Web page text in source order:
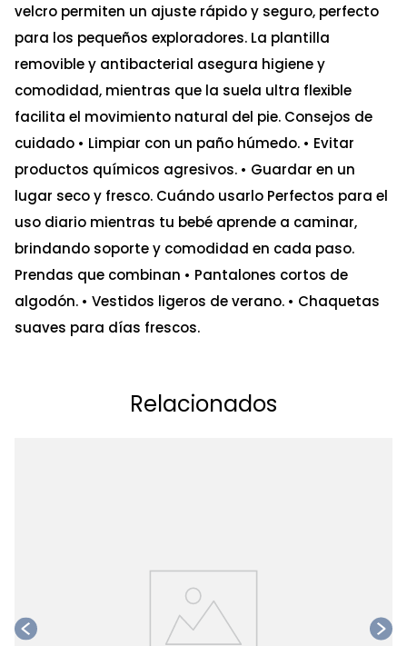
velcro permiten un ajuste rápido y seguro, perfecto
para los pequeños exploradores. La plantilla
removible y antibacterial asegura higiene y
comodidad, mientras que la suela ultra flexible
facilita el movimiento natural del pie. Consejos de
cuidado • Limpiar con un paño húmedo. • Evitar
productos químicos agresivos. • Guardar en un
lugar seco y fresco. Cuándo usarlo Perfectos para el
uso diario mientras tu bebé aprende a caminar,
brindando soporte y comodidad en cada paso.
Prendas que combinan • Pantalones cortos de
algodón. • Vestidos ligeros de verano. • Chaquetas
suaves para días frescos.
Relacionados